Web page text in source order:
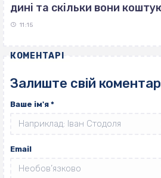
дині та скільки вони
11:15
КОМЕНТАРІ
Залиште свій коментар
Ваше ім'я *
Email